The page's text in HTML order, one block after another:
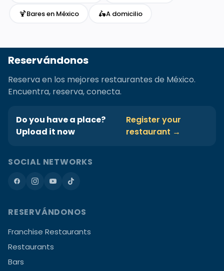
🍹Bares en México 🛵A domicilio
Reservándonos
Reserva en los mejores restaurantes de México.
Encuentra, reserva, conecta.
Do you have a place?
Upload it now
Register your
restaurant →
SOCIAL NETWORKS
RESERVÁNDONOS
Franchise Restaurants
Restaurants
Bars